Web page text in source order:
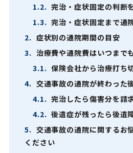
1.2. 完治・症状固定の判断
1.3. 完治・症状固定まで通
2. 症状別の通院期間の目安
3. 治療費や通院費はいつまで
3.1. 保険会社から治療打ち
4. 交通事故の通院が終わった
4.1. 完治したら傷害分を請
4.2. 後遺症が残ったら後遺
5. 交通事故の通院に関するお
ください